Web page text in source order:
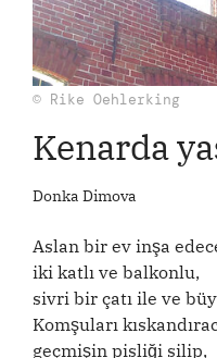
© Rike Oehlerking
Kenarda
Donka Dimova
Aslan bir ev inşa
iki katlı ve balkonlu,
sivri bir çatı ile ve
Komşuları
geçmişin pisliği silip,